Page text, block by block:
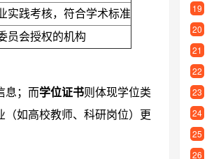
实践考核，符合学术标准
员会授权的机构
息；而学位证书则体现学位类
如高校教师、科研岗位）更
19
20
21
22
23
24
25
26